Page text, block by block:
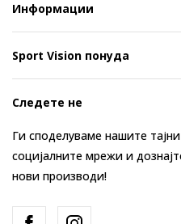
Информации
Sport Vision понуда
Следете не
Ги споделуваме нашите
социјалните мрежи и
нови производи!